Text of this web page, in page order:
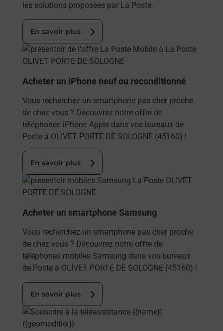
les solutions proposées par La Poste.
En savoir plus
En savoir plus
Acheter un iPhone neuf ou reconditionné
Vous recherchez un smartphone pas cher proche
de chez vous ? Découvrez notre offre de
téléphones iPhone Apple dans vos bureaux de
Poste à OLIVET PORTE DE SOLOGNE (45160) !
En savoir plus
En savoir plus
Acheter un smartphone Samsung
Vous recherchez un smartphone pas cher proche
de chez vous ? Découvrez notre offre de
téléphones mobiles Samsung dans vos bureaux
de Poste à OLIVET PORTE DE SOLOGNE (45160) !
En savoir plus
En savoir plus